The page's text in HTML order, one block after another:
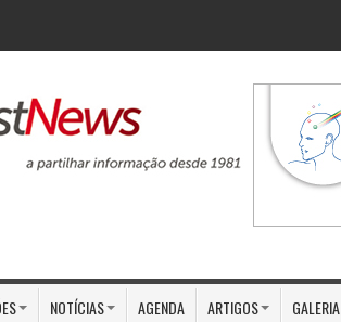
NOTÍCIAS AGENDA ARTIGOS GALERIA